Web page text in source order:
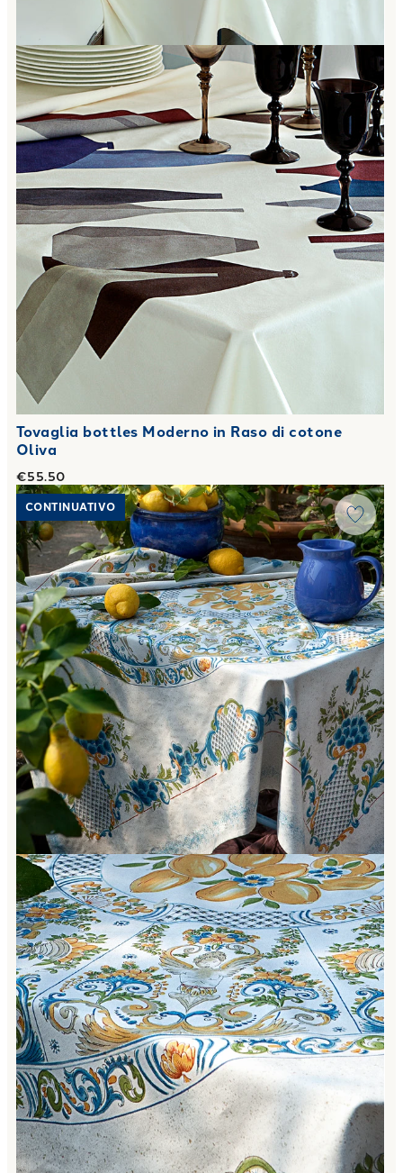
Tovaglia bottles Moderno in Raso di cotone
Oliva
€55.50
Link to "Tovaglia ravello Moderno in Raso di cotone Oliva
CONTINUATIVO